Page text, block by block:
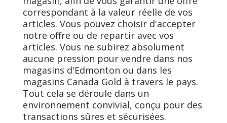
correspondant à la valeur réelle de vos
articles. Vous pouvez choisir d'accepter
notre offre ou de repartir avec vos
articles. Vous ne subirez absolument
aucune pression pour vendre dans nos
magasins d'Edmonton ou dans les
magasins Canada Gold à travers le pays.
Tout cela se déroule dans un
environnement convivial, conçu pour des
transactions sûres et sécurisées.